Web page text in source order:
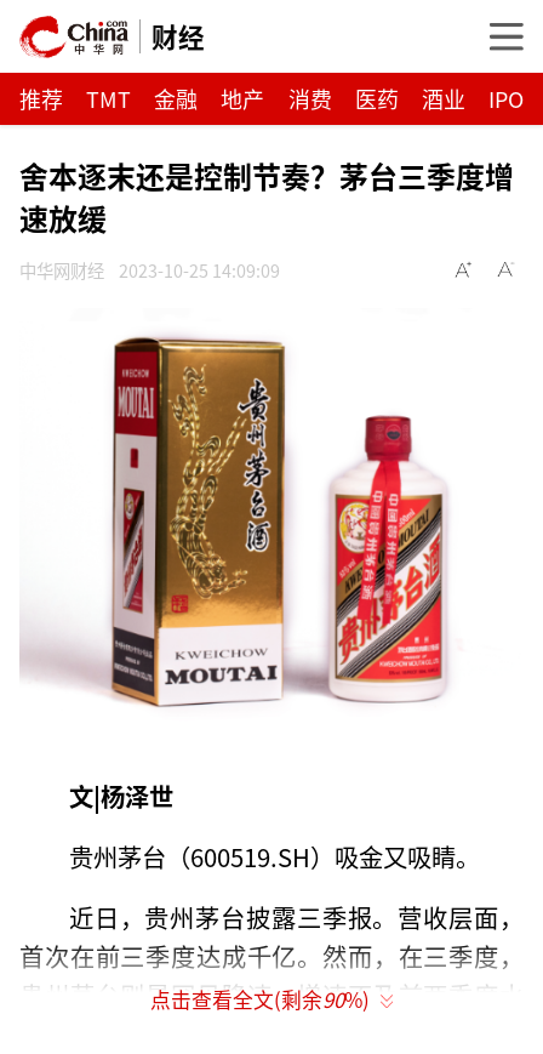
财经
推荐 TMT 金融 地产 消费 医药 酒业 IPO
舍本逐末还是控制节奏？茅台三季度增
速放缓
中华网财经 2023-10-25 14:09:09
文|杨泽世
贵州茅台（600519.SH）吸金又吸睛。
近日，贵州茅台披露三季报。营收层面，
首次在前三季度达成千亿。然而，在三季度，
贵州茅台则是罕见降速，增速不及前两季度水
点击查看全文(剩余90%)